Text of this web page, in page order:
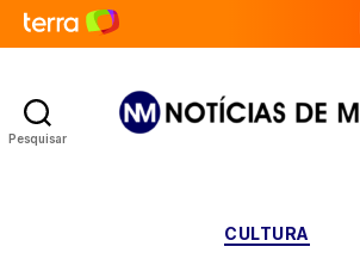
Pesquisar
Categorias
CULTURA